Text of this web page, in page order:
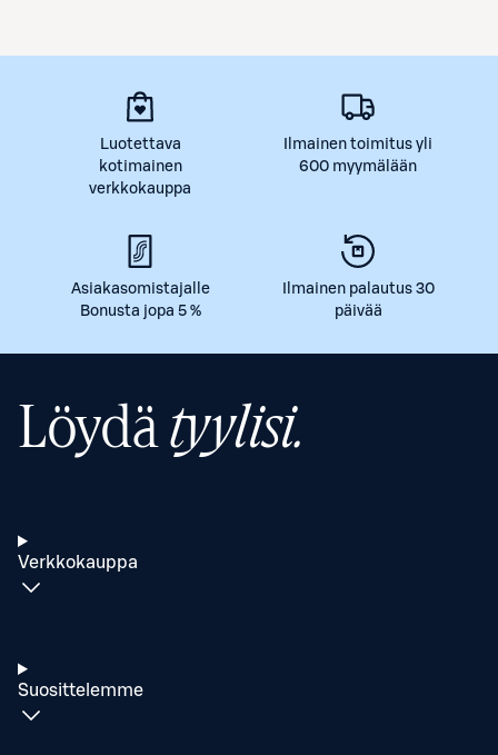
Luotettava
kotimainen
verkkokauppa
Ilmainen toimitus yli
600 myymälään
Asiakasomistajalle
Bonusta jopa 5 %
Ilmainen palautus 30
päivää
Löydätyylisi.
Verkkokauppa
Suosittelemme